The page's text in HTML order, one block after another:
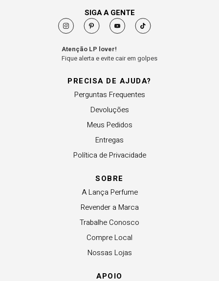
PRECISA DE AJUDA?
Perguntas Frequentes
Devoluções
Meus Pedidos
Entregas
Política de Privacidade
SOBRE
A Lança Perfume
Revender a Marca
Trabalhe Conosco
Compre Local
Nossas Lojas
APOIO
SIGA A GENTE
Atenção LP lover!
Fique alerta e evite cair em golpes